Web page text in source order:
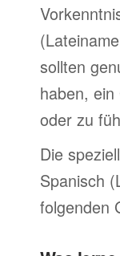
sollten
haben,
oder zu
Die
Spanisch
folgenden